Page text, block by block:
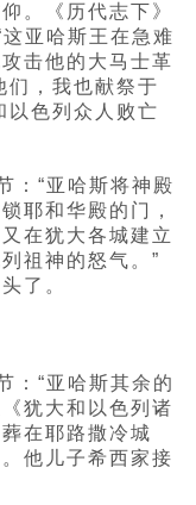
。《历代志下》
亚哈斯王在急难
击他的大马士革
们，我也献祭于
以色列众人败亡
：“亚哈斯将神殿
耶和华殿的门，
在犹大各城建立
祖神的怒气。”
了。
：“亚哈斯其余的
犹大和以色列诸
在耶路撒冷城
他儿子希西家接